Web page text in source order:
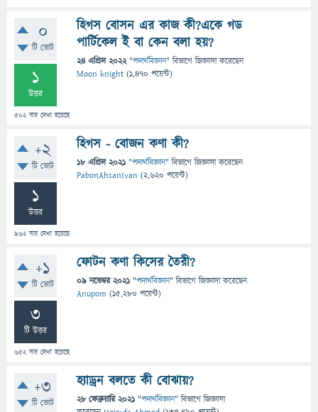
0
টি ভোট
1
উত্তর
502বার দেখা হয়েছে
হিগস বোসন এর কাজ কী?একে গড
পার্টিকেল ই বা কেন বলা হয়?
24 এপ্রিল 2022 "পদার্থবিজ্ঞান" বিভাগে জিজ্ঞাসাকরেছেন
Moon knight (1,470 পয়েন্ট)
+2
টি ভোট
1
উত্তর
962বার দেখা হয়েছে
হিগস - বোজন কণা কী?
18 এপ্রিল 2021 "পদার্থবিজ্ঞান" বিভাগে জিজ্ঞাসাকরেছেন
PabonAhsanIvan (2,620 পয়েন্ট)
+1
টি ভোট
3
টি উত্তর
652বার দেখা হয়েছে
ফোটন কণা কিসের তৈরী?
09 নভেম্বর 2021 "পদার্থবিজ্ঞান" বিভাগে জিজ্ঞাসাকরেছেন
Anupom (15,280 পয়েন্ট)
+3
টি ভোট
হ্যাড্রন বলতে কী বোঝায়?
28 ফেব্রুয়ারি 2021 "পদার্থবিজ্ঞান" বিভাগে জিজ্ঞাসা